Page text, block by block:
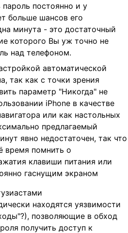
пароль постоянно и у
больше шансов его
минута - это достаточный
которого Вы уж точно не
над телефоном.
автоматической
так как с точки зрения
параметр "Никогда" не
iPhone в качестве
или как настольных
предлагаемый
явно недостаточен, так что
время помнить о
клавиши питания или
гаснущим экраном
находятся уязвимости
позволяющие в обход
получить доступ к